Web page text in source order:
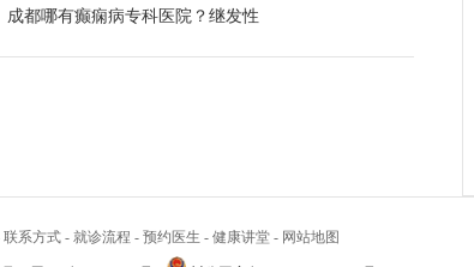
成都哪有癫痫病专科医院？继发性
联系方式 - 就诊流程 - 预约医生 - 健康讲堂 - 网站地图